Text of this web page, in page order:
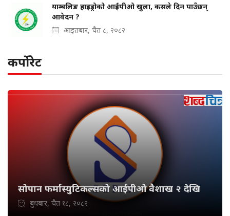
याम्बलिङ हाइड्रोको आईपीओ खुला, कसले दिन पाउँछन्
आवेदन ?
आइतबार, चैत ८, २०८२
कर्पोरेट
सोपान फर्मास्युटिकल्सको आईपीओ वैशाख २ देखि
बुधबार, चैत १८, २०८२